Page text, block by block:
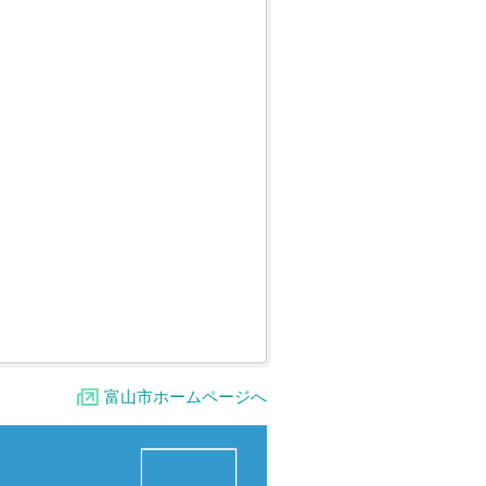
富山市ホームページへ